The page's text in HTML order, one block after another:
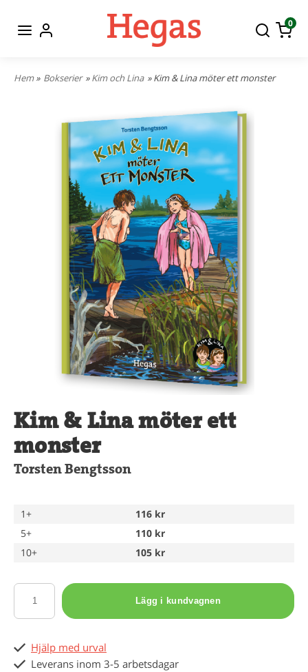
0
Hem» Bokserier »Kim och Lina » Kim & Lina möter ett monster
Kim & Lina möter ett
monster
Torsten Bengtsson
1+
116 kr
5+
110 kr
10+
105 kr
Lägg i kundvagnen
Hjälp med urval
Leverans inom 3-5 arbetsdagar